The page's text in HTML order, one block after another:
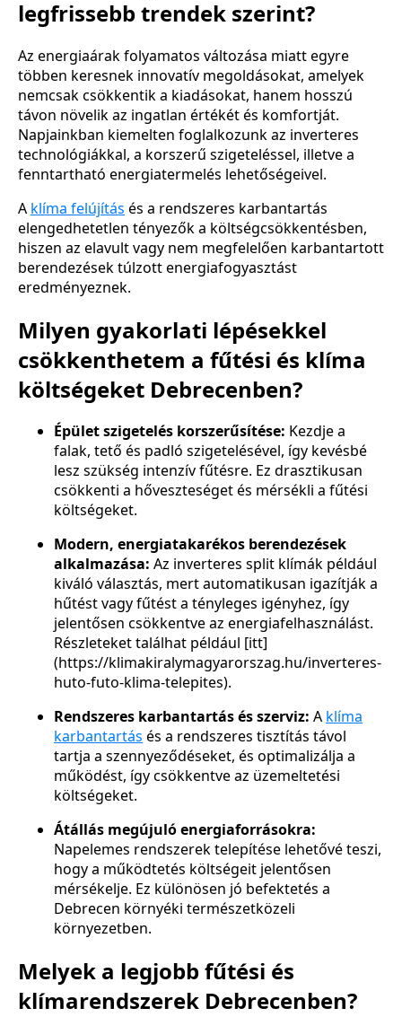
legfrissebb trendek szerint?
Az energiaárak folyamatos változása miatt egyre
többen keresnek innovatív megoldásokat, amelyek
nemcsak csökkentik a kiadásokat, hanem hosszú
távon növelik az ingatlan értékét és komfortját.
Napjainkban kiemelten foglalkozunk az inverteres
technológiákkal, a korszerű szigeteléssel, illetve a
fenntartható energiatermelés lehetőségeivel.
A klíma felújítás és a rendszeres karbantartás
elengedhetetlen tényezők a költségcsökkentésben,
hiszen az elavult vagy nem megfelelően karbantartott
berendezések túlzott energiafogyasztást
eredményeznek.
Milyen gyakorlati lépésekkel
csökkenthetem a fűtési és klíma
költségeket Debrecenben?
Épület szigetelés korszerűsítése: Kezdje a
falak, tető és padló szigetelésével, így kevésbé
lesz szükség intenzív fűtésre. Ez drasztikusan
csökkenti a hőveszteséget és mérsékli a fűtési
költségeket.
Modern, energiatakarékos berendezések
alkalmazása: Az inverteres split klímák például
kiváló választás, mert automatikusan igazítják a
hűtést vagy fűtést a tényleges igényhez, így
jelentősen csökkentve az energiafelhasználást.
Részleteket találhat például [itt]
(https://klimakiralymagyarorszag.hu/inverteres-
huto-futo-klima-telepites).
Rendszeres karbantartás és szerviz: A klíma
karbantartás és a rendszeres tisztítás távol
tartja a szennyeződéseket, és optimalizálja a
működést, így csökkentve az üzemeltetési
költségeket.
Átállás megújuló energiaforrásokra:
Napelemes rendszerek telepítése lehetővé teszi,
hogy a működtetés költségeit jelentősen
mérsékelje. Ez különösen jó befektetés a
Debrecen környéki természetközeli
környezetben.
Melyek a legjobb fűtési és
klímarendszerek Debrecenben?